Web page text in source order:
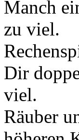
Manch
zu viel.
Dir
viel.
Räuber